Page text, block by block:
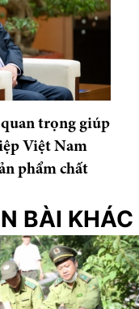
trọng giúp
Việt Nam
phẩm chất
BÀI KHÁC